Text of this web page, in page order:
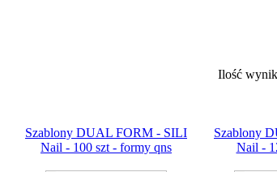
Ilość
Szablony DUAL FORM - SILI
Nail - 100 szt - formy qns
Szablony
Nail -